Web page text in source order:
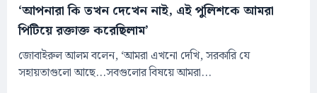
‘আপনারা কি তখন দেখেন নাই, এই পুলিশকে আমরা
পিটিয়ে রক্তাক্ত করেছিলাম’
জোবাইরুল আলম বলেন, ‘আমরা এখনো দেখি, সরকারি যে
সহায়তাগুলো আছে...সবগুলোর বিষয়ে আমরা...